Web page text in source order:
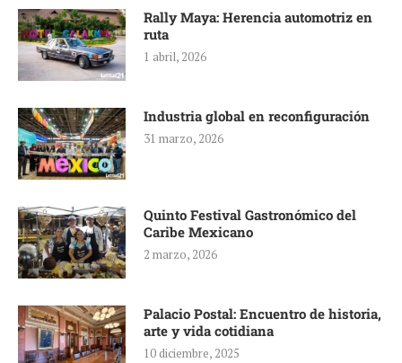
Rally Maya: Herencia automotriz en
ruta
1 abril, 2026
Industria global en reconfiguración
31 marzo, 2026
Quinto Festival Gastronómico del
Caribe Mexicano
2 marzo, 2026
Palacio Postal: Encuentro de historia,
arte y vida cotidiana
10 diciembre, 2025